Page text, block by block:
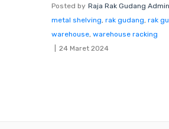
Posted by Raja Rak Gudang Admin
metal shelving, rak gudang, rak
warehouse, warehouse racking
24 Maret 2024